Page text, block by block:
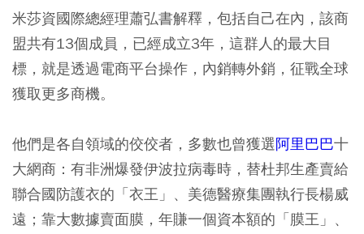
米莎資國際總經理蕭弘書解釋，包括自己在內，該商
盟共有13個成員，已經成立3年，這群人的最大目
標，就是透過電商平台操作，內銷轉外銷，征戰全球
獲取更多商機。
他們是各自領域的佼佼者，多數也曾獲選阿里巴巴十
大網商：有非洲爆發伊波拉病毒時，替杜邦生產賣給
聯合國防護衣的「衣王」、美德醫療集團執行長楊威
遠；靠大數據賣面膜，年賺一個資本額的「膜王」、